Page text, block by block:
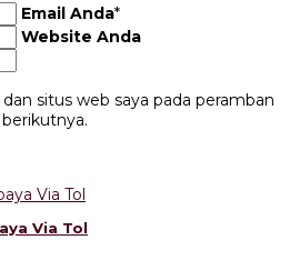
Email Anda*
Website Anda
situs web saya pada peramban
Via Tol